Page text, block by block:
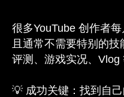
很多YouTube 创作者
且通常不需要特别的技
评测、游戏实况、Vlog
💡 成功关键：找到自